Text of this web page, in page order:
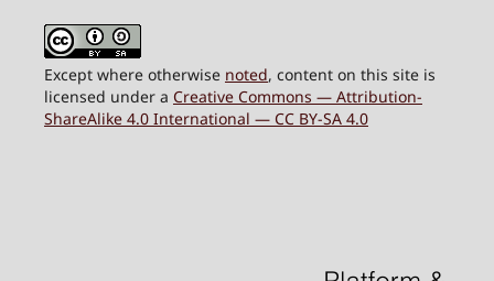
Except where otherwise noted, content on this site is
licensed under a Creative Commons — Attribution-
ShareAlike 4.0 International — CC BY-SA 4.0